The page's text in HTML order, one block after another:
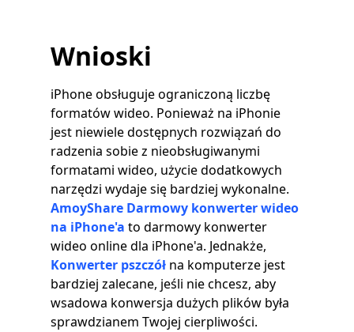
Wnioski
iPhone obsługuje ograniczoną liczbę
formatów wideo. Ponieważ na iPhonie
jest niewiele dostępnych rozwiązań do
radzenia sobie z nieobsługiwanymi
formatami wideo, użycie dodatkowych
narzędzi wydaje się bardziej wykonalne.
AmoyShare Darmowy konwerter wideo
na iPhone'a to darmowy konwerter
wideo online dla iPhone'a. Jednakże,
Konwerter pszczół na komputerze jest
bardziej zalecane, jeśli nie chcesz, aby
wsadowa konwersja dużych plików była
sprawdzianem Twojej cierpliwości.